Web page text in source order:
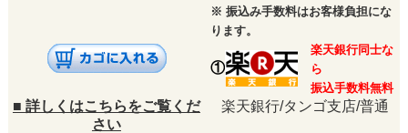
※ 振込み手数料はお客様負担にな
ります。
①
楽天銀行同士な
ら
振込手数料無料
■ 詳しくはこちらをご覧くだ
さい
楽天銀行/タンゴ支店/普通